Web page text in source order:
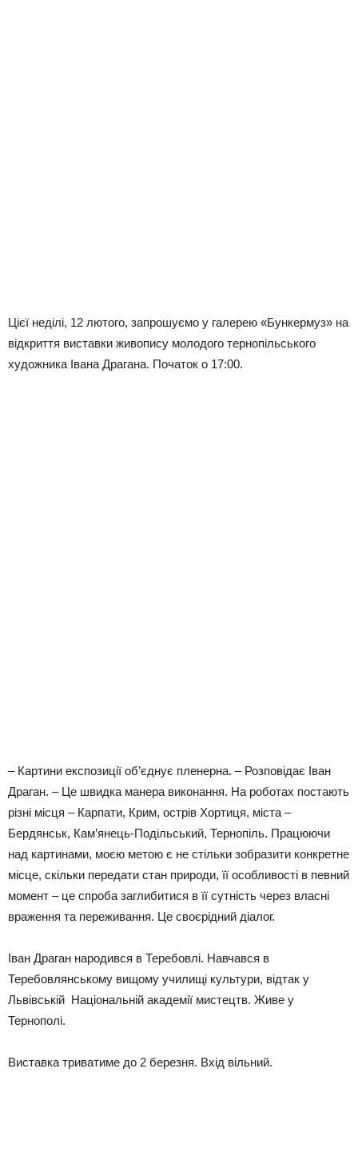
Цієї неділі, 12 лютого, запрошуємо у галерею «Бункермуз» на
відкриття виставки живопису молодого тернопільського
художника Івана Драгана. Початок о 17:00.
– Картини експозиції об’єднує пленерна. – Розповідає Іван
Драган. – Це швидка манера виконання. На роботах постають
різні місця – Карпати, Крим, острів Хортиця, міста –
Бердянськ, Кам’янець-Подільський, Тернопіль. Працюючи
над картинами, моєю метою є не стільки зобразити конкретне
місце, скільки передати стан природи, її особливості в певний
момент – це спроба заглибитися в її сутність через власні
враження та переживання. Це своєрідний діалог.
Іван Драган народився в Теребовлі. Навчався в
Теребовлянському вищому училищі культури, відтак у
Львівській Національній академії мистецтв. Живе у
Тернополі.
Виставка триватиме до 2 березня. Вхід вільний.